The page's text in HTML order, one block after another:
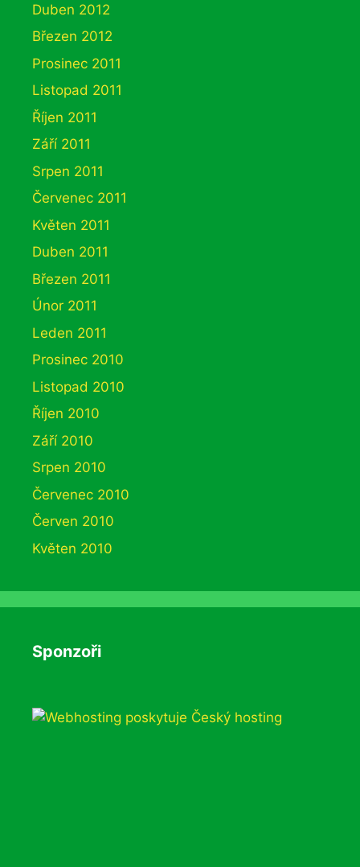
Duben 2012
Březen 2012
Prosinec 2011
Listopad 2011
Říjen 2011
Září 2011
Srpen 2011
Červenec 2011
Květen 2011
Duben 2011
Březen 2011
Únor 2011
Leden 2011
Prosinec 2010
Listopad 2010
Říjen 2010
Září 2010
Srpen 2010
Červenec 2010
Červen 2010
Květen 2010
Sponzoři